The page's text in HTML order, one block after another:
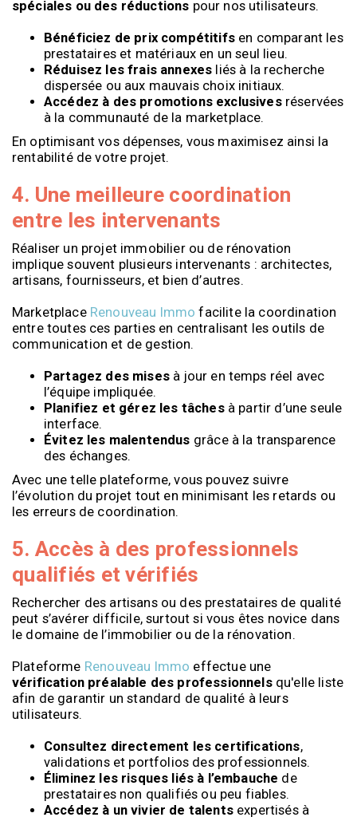
spéciales ou des réductions pour nos utilisateurs.
Bénéficiez de prix compétitifs en comparant les
prestataires et matériaux en un seul lieu.
Réduisez les frais annexes liés à la recherche
dispersée ou aux mauvais choix initiaux.
Accédez à des promotions exclusivesréservées
à la communauté de la marketplace.
En optimisant vos dépenses, vous maximisez ainsi la
rentabilité de votre projet.
4. Une meilleure coordination
entre les intervenants
Réaliser un projet immobilier ou de rénovation
implique souvent plusieurs intervenants : architectes,
artisans, fournisseurs, et bien d’autres.
Marketplace Renouveau Immo facilite la coordination
entre toutes ces parties en centralisant les outils de
communication et de gestion.
Partagez des mises à jour en temps réel avec
l’équipe impliquée.
Planifiez et gérez les tâchesà partir d’une seule
interface.
Évitez les malentendus grâce à la transparence
des échanges.
Avec une telle plateforme, vous pouvez suivre
l’évolution du projet tout en minimisant les retards ou
les erreurs de coordination.
5. Accès à des professionnels
qualifiés et vérifiés
Rechercher des artisans ou des prestataires de qualité
peut s’avérer difficile, surtout si vous êtes novice dans
le domaine de l’immobilier ou de la rénovation.
Plateforme Renouveau Immo effectue une
vérification préalable des professionnels qu'elle liste
afin de garantir un standard de qualité à leurs
utilisateurs.
Consultez directement les certifications,
validations et portfolios des professionnels.
Éliminez les risques liés à l’embauche de
prestataires non qualifiés ou peu fiables.
Accédez à un vivier de talents expertisés à